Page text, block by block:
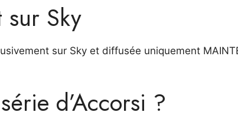
Sky
sur Sky et diffusée uniquement
d’Accorsi ?